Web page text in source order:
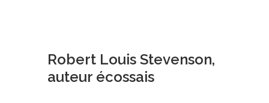
Robert Louis Stevenson,
auteur écossais